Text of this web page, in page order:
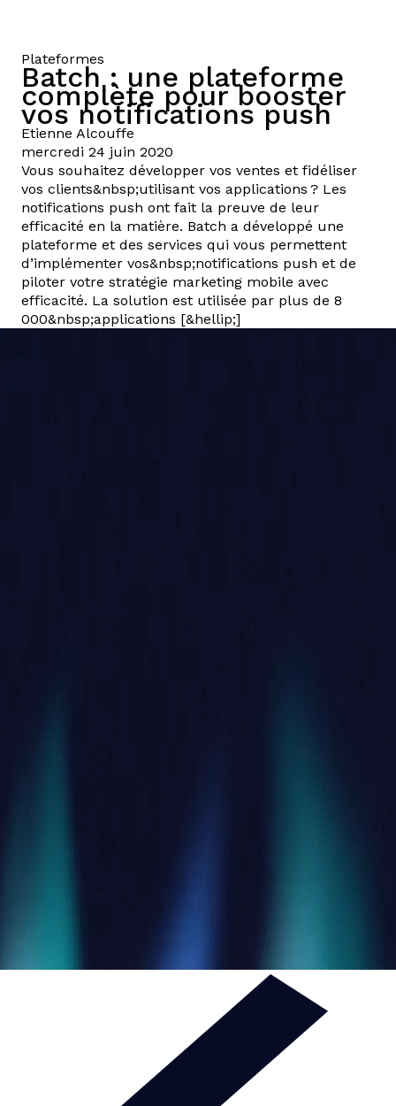
Plateformes
Batch : une plateforme
complète pour booster
vos notifications push
Etienne Alcouffe
mercredi 24 juin 2020
Vous souhaitez développer vos ventes et fidéliser
vos clients&nbsp;utilisant vos applications ? Les
notifications push ont fait la preuve de leur
efficacité en la matière. Batch a développé une
plateforme et des services qui vous permettent
d’implémenter vos&nbsp;notifications push et de
piloter votre stratégie marketing mobile avec
efficacité. La solution est utilisée par plus de 8
000&nbsp;applications [&hellip;]